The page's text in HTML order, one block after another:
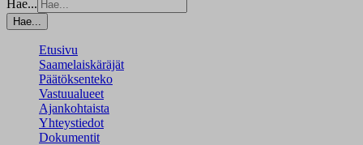
Hae...
Hae...
Etusivu
Saamelaiskäräjät
Päätöksenteko
Vastuualueet
Ajankohtaista
Yhteystiedot
Dokumentit